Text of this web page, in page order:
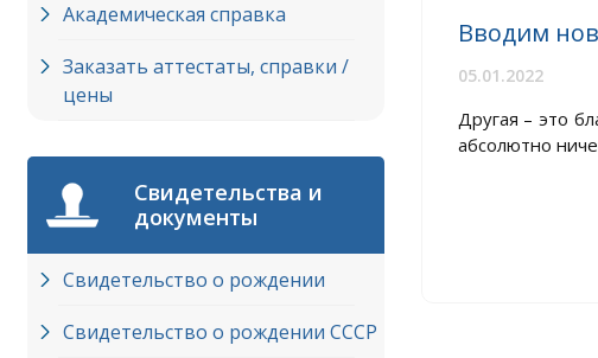
Академическая справка
Заказать аттестаты, справки /
цены
Свидетельства и
документы
Свидетельство о рождении
Свидетельство о рождении СССР
Вводим
05.01.2022
Другая – это
абсолютно